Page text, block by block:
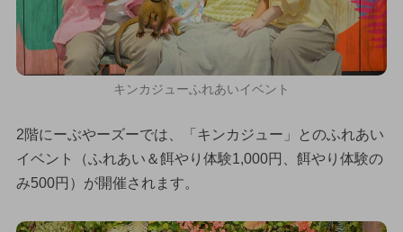
キンカジューふれあいイベント
2階にーぶやーズーでは、「キンカジュー」とのふれあい
イベント（ふれあい＆餌やり体験1,000円、餌やり体験の
み500円）が開催されます。